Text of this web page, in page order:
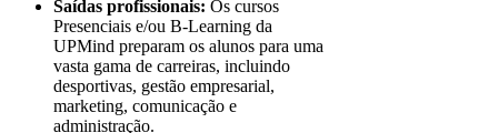
Saídas profissionais: Os cursos
Presenciais e/ou B-Learning da
UPMind preparam os alunos para uma
vasta gama de carreiras, incluindo
desportivas, gestão empresarial,
marketing, comunicação e
administração.